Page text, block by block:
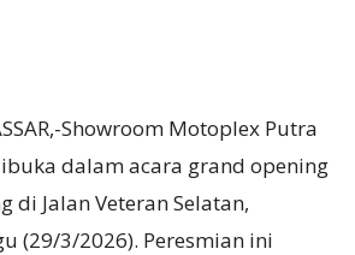
Showroom Motoplex Putra
dalam acara grand opening
di Jalan Veteran Selatan,
(29/3/2026). Peresmian ini